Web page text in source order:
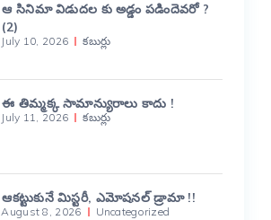
ఆ సినిమా విడుదల కు అడ్డం పడిందెవరో ?
(2)
July 10, 2026 కబుర్లు
ఈ తిమ్మక్క సామాన్యురాలు కాదు !
July 11, 2026 కబుర్లు
ఆకట్టుకునే మిస్టరీ, ఎమోషనల్ డ్రామా !!
August 8, 2026 Uncategorized